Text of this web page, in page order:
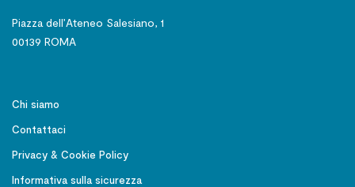
Piazza dell’Ateneo Salesiano, 1
00139 ROMA
Chi siamo
Contattaci
Privacy & Cookie Policy
Informativa sulla sicurezza